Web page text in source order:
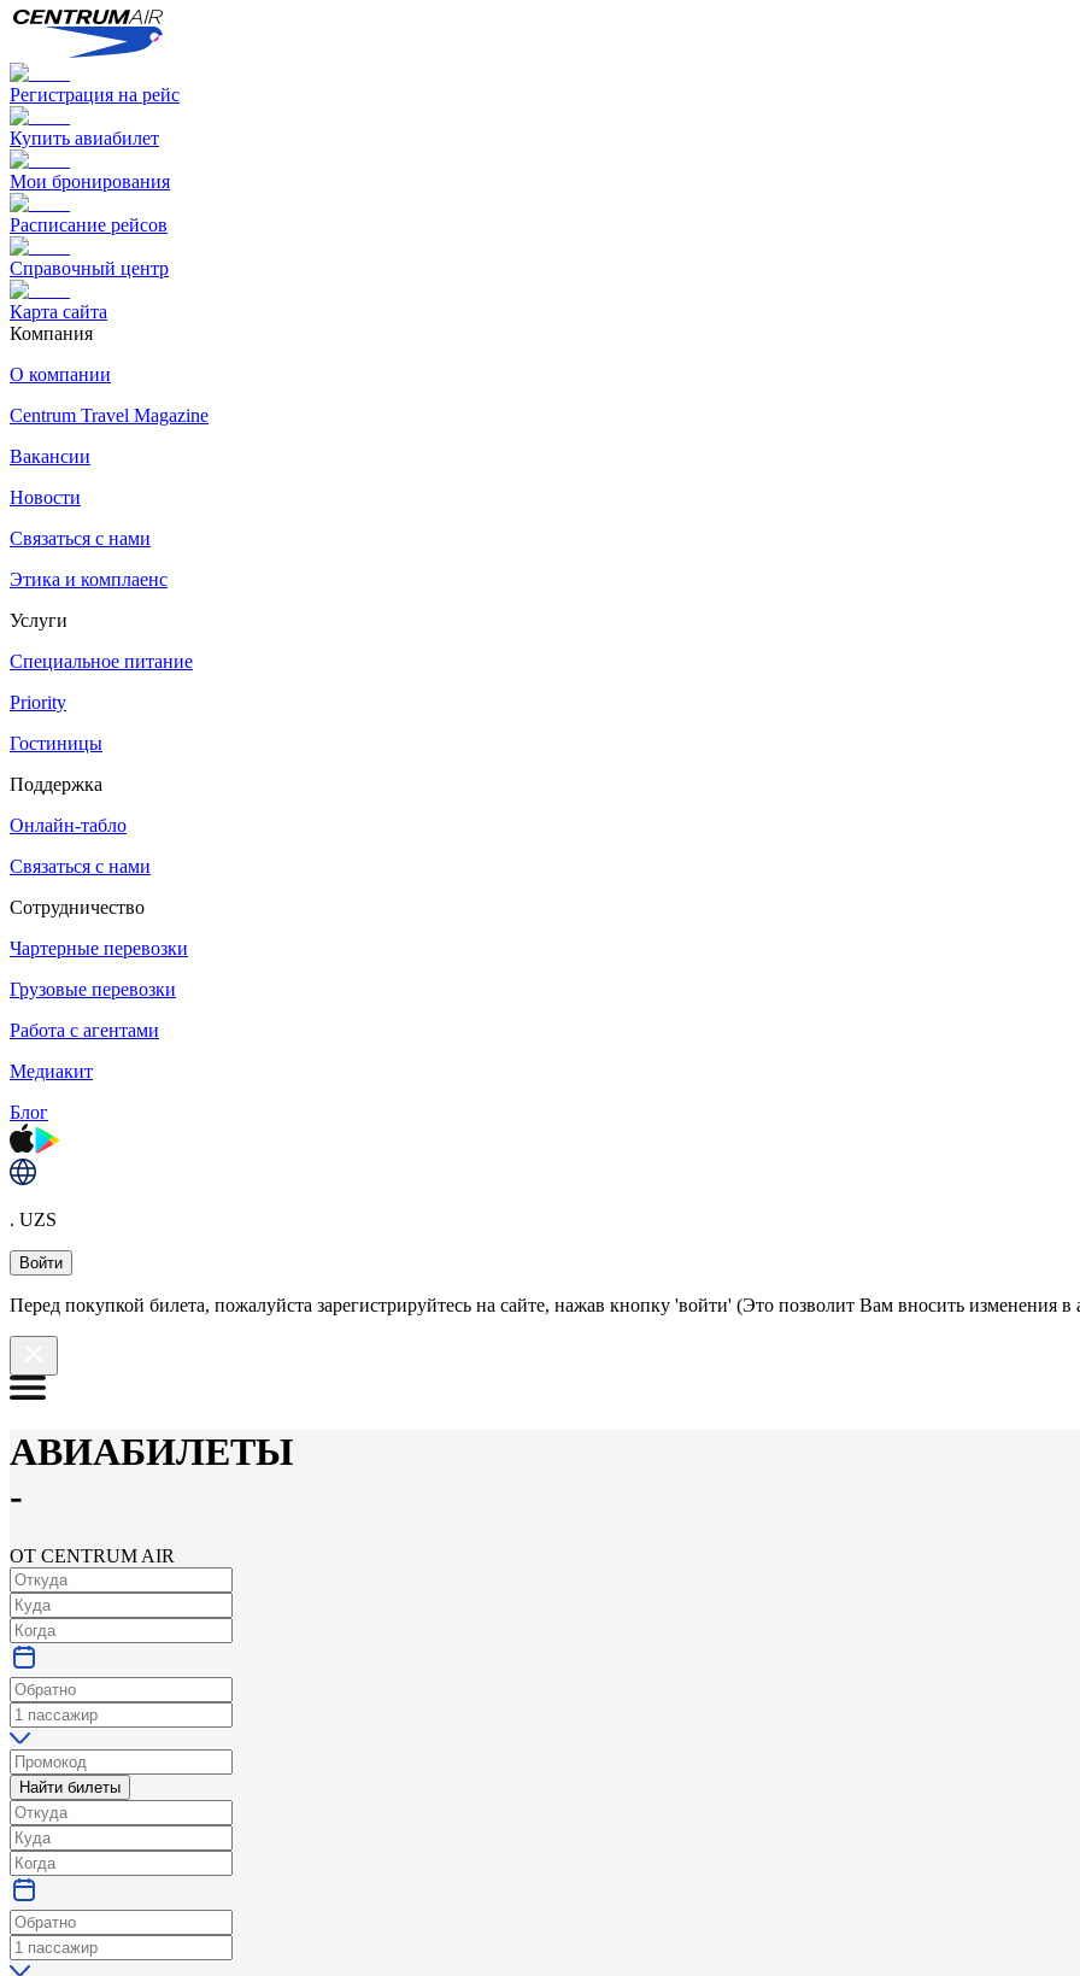
Регистрация на рейс
Купить авиабилет
Мои бронирования
Расписание рейсов
Справочный центр
Карта сайта
Компания
О компании
Centrum Travel Magazine
Вакансии
Новости
Связаться с нами
Этика и комплаенс
Услуги
Специальное питание
Priority
Гостиницы
Поддержка
Онлайн-табло
Связаться с нами
Сотрудничество
Чартерные перевозки
Грузовые перевозки
Работа с агентами
Медиакит
Блог
. UZS
Войти
Перед покупкой билета, пожалуйста зарегистрируйтесь на сайте, нажав кнопку 'войти' (Это позволит Вам вносить изменения в
АВИАБИЛЕТЫ
-
ОТ CENTRUM AIR
Найти билеты